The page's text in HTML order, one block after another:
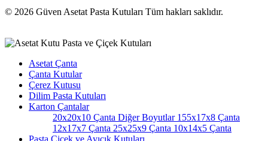
© 2026 Güven Asetat Pasta Kutuları Tüm hakları saklıdır.
Asetat Çanta
Çanta Kutular
Çerez Kutusu
Dilim Pasta Kutuları
Karton Çantalar
20x20x10 Çanta Diğer Boyutlar155x17x8 Çanta
12x17x7 Çanta 25x25x9 Çanta 10x14x5 Çanta
Pasta Çiçek ve Ayıcık Kutuları